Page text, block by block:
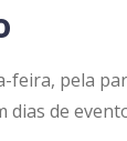
pela
dias de